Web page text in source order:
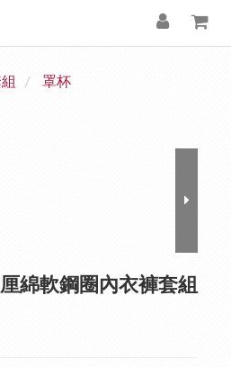
罩杯
綿軟鋼圈內衣褲套組